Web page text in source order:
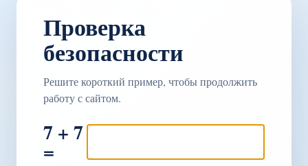
Проверка
безопасности
Решите короткий пример, чтобы продолжить
работу с сайтом.
7 + 7
=